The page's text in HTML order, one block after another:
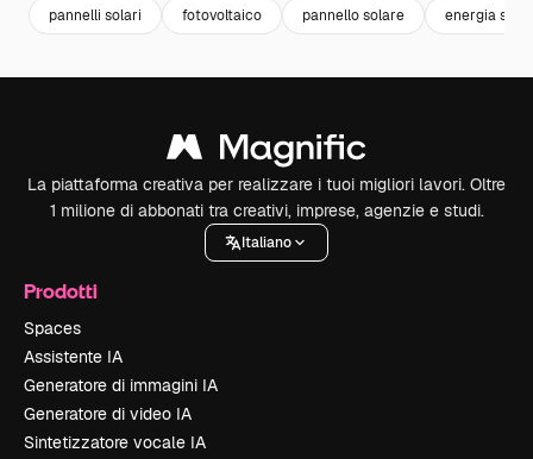
pannelli solari fotovoltaico pannello solare energia
La piattaforma creativa per realizzare i tuoi migliori lavori. Oltre
1 milione di abbonati tra creativi, imprese, agenzie e studi.
Italiano
Prodotti
Spaces
Assistente IA
Generatore di immagini IA
Generatore di video IA
Sintetizzatore vocale IA